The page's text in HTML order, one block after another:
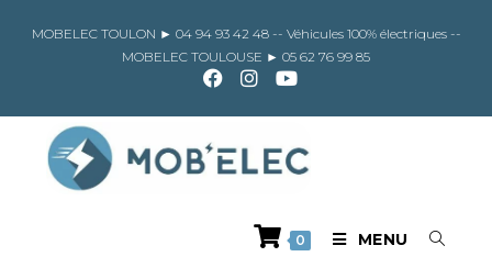
MOBELEC TOULON ► 04 94 93 42 48 -- Véhicules 100% électriques --
MOBELEC TOULOUSE ► 05 62 76 99 85
0 MENU